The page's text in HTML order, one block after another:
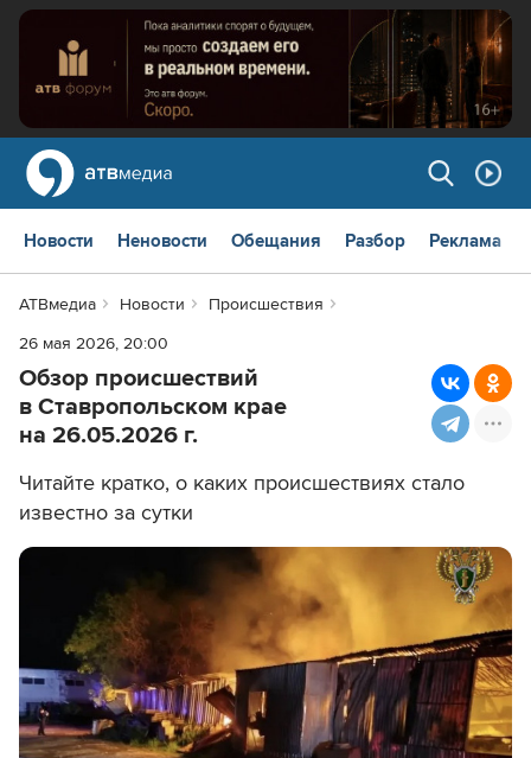
Новости Неновости Обещания Разбор Реклама
АТВмедиа Новости
Происшествия
26 мая 2026, 20:00
Обзор происшествий
в Ставропольском крае
на 26.05.2026 г.
Читайте кратко, о каких происшествиях стало
известно за сутки